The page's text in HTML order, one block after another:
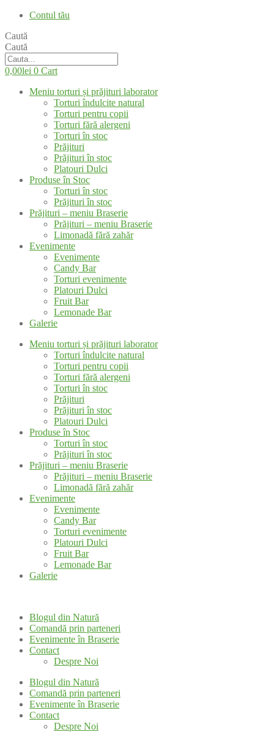
Contul tău
Caută
Caută
0,00lei 0 Cart
Meniu torturi și prăjituri laborator
Torturi îndulcite natural
Torturi pentru copii
Torturi fără alergeni
Torturi în stoc
Prăjituri
Prăjituri în stoc
Platouri Dulci
Produse în Stoc
Torturi în stoc
Prăjituri în stoc
Prăjituri – meniu Braserie
Prăjituri – meniu Braserie
Limonadă fără zahăr
Evenimente
Evenimente
Candy Bar
Torturi evenimente
Platouri Dulci
Fruit Bar
Lemonade Bar
Galerie
Meniu torturi și prăjituri laborator
Torturi îndulcite natural
Torturi pentru copii
Torturi fără alergeni
Torturi în stoc
Prăjituri
Prăjituri în stoc
Platouri Dulci
Produse în Stoc
Torturi în stoc
Prăjituri în stoc
Prăjituri – meniu Braserie
Prăjituri – meniu Braserie
Limonadă fără zahăr
Evenimente
Evenimente
Candy Bar
Torturi evenimente
Platouri Dulci
Fruit Bar
Lemonade Bar
Galerie
Blogul din Natură
Comandă prin parteneri
Evenimente în Braserie
Contact
Despre Noi
Blogul din Natură
Comandă prin parteneri
Evenimente în Braserie
Contact
Despre Noi